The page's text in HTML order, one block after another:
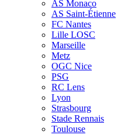
AS Monaco
AS Saint-Étienne
FC Nantes
Lille LOSC
Marseille
Metz
OGC Nice
PSG
RC Lens
Lyon
Strasbourg
Stade Rennais
Toulouse